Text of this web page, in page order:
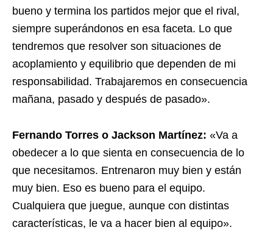
bueno y termina los partidos mejor que el rival,
siempre superándonos en esa faceta. Lo que
tendremos que resolver son situaciones de
acoplamiento y equilibrio que dependen de mi
responsabilidad. Trabajaremos en consecuencia
mañana, pasado y después de pasado».
Fernando Torres o Jackson Martínez: «Va a
obedecer a lo que sienta en consecuencia de lo
que necesitamos. Entrenaron muy bien y están
muy bien. Eso es bueno para el equipo.
Cualquiera que juegue, aunque con distintas
características, le va a hacer bien al equipo».